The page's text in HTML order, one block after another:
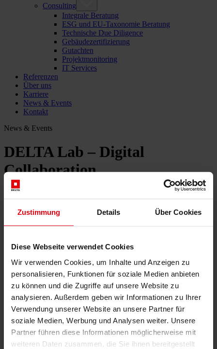
Zustimmung Details Über Cookies
Diese Webseite verwendet Cookies
Wir verwenden Cookies, um Inhalte und Anzeigen zu
personalisieren, Funktionen für soziale Medien anbieten
zu können und die Zugriffe auf unsere Website zu
analysieren. Außerdem geben wir Informationen zu Ihrer
Verwendung unserer Website an unsere Partner für
soziale Medien, Werbung und Analysen weiter. Unsere
Partner führen diese Informationen möglicherweise mit
weiteren Daten zusammen, die Sie ihnen bereitgestellt
Consulting
Integrale Beratung
ESG und EU-Taxonomie Beratung
Technische Due Diligence
Gebäudezertifizierung
Gutachten
Projektmonitoring
IT Services
Referenzen
Über uns
Karriere
News & Events
Kontakt
News & Events
DELTA Lab – Digital
Collaboration
19. Juli 2021
Wir möchten Sie herzlich einladen zu unserer Veranstaltung:
DELTA Lab – Digital Collaboration
am 29. September 2021 ab 17:30 Uhr im k47 in Wien
Lassen Sie sich in die atemberaubende Location, das k47 in Wien
entführen und erfahren Sie, was das Zeitalter der Digitalisierung
Neues hervorgebracht hat und wie Kooperation digital funktioniert.
Nach Corona wird unter anderem viel über die Zukunft und
Wichtigkeit der Digitalisierung gesprochen – das betrifft vor allem
die Baubranche.
Hier der Überblick zu den Vorträgen: